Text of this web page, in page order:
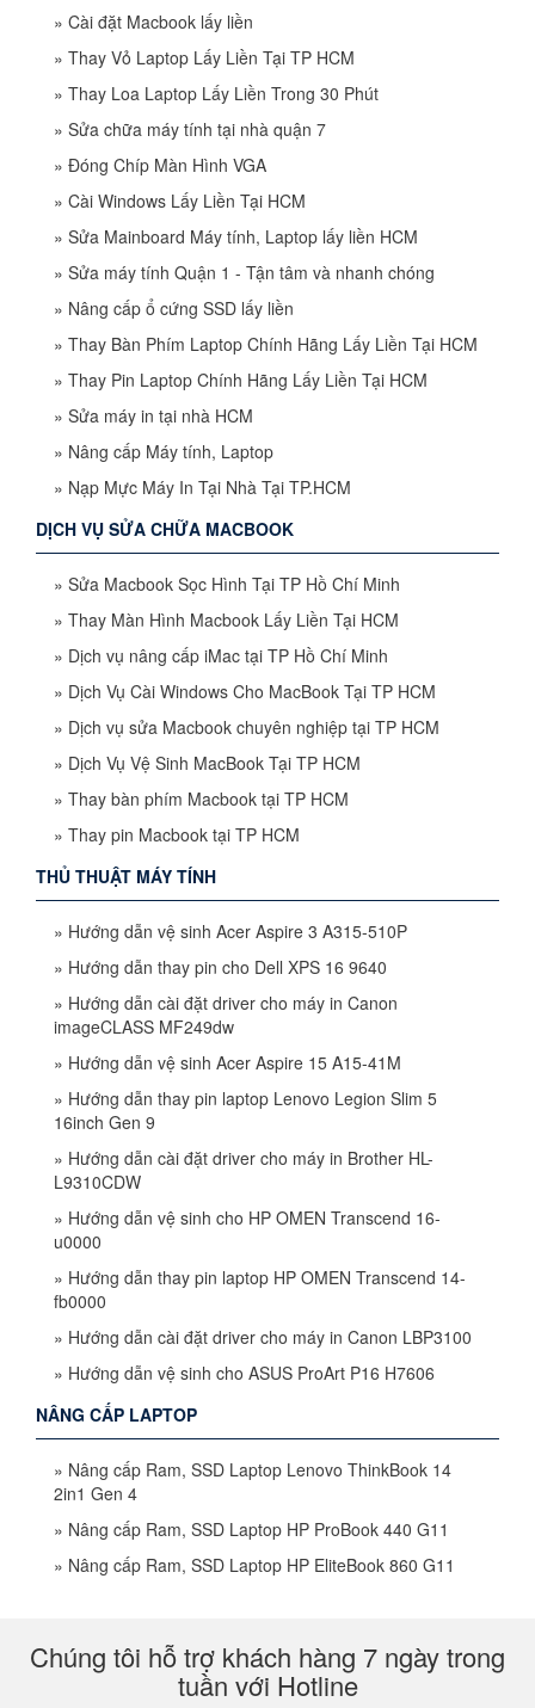
» Cài đặt Macbook lấy liền
» Thay Vỏ Laptop Lấy Liền Tại TP HCM
» Thay Loa Laptop Lấy Liền Trong 30 Phút
» Sửa chữa máy tính tại nhà quận 7
» Đóng Chíp Màn Hình VGA
» Cài Windows Lấy Liền Tại HCM
» Sửa Mainboard Máy tính, Laptop lấy liền HCM
» Sửa máy tính Quận 1 - Tận tâm và nhanh chóng
» Nâng cấp ổ cứng SSD lấy liền
» Thay Bàn Phím Laptop Chính Hãng Lấy Liền Tại HCM
» Thay Pin Laptop Chính Hãng Lấy Liền Tại HCM
» Sửa máy in tại nhà HCM
» Nâng cấp Máy tính, Laptop
» Nạp Mực Máy In Tại Nhà Tại TP.HCM
DỊCH VỤ SỬA CHỮA MACBOOK
» Sửa Macbook Sọc Hình Tại TP Hồ Chí Minh
» Thay Màn Hình Macbook Lấy Liền Tại HCM
» Dịch vụ nâng cấp iMac tại TP Hồ Chí Minh
» Dịch Vụ Cài Windows Cho MacBook Tại TP HCM
» Dịch vụ sửa Macbook chuyên nghiệp tại TP HCM
» Dịch Vụ Vệ Sinh MacBook Tại TP HCM
» Thay bàn phím Macbook tại TP HCM
» Thay pin Macbook tại TP HCM
THỦ THUẬT MÁY TÍNH
» Hướng dẫn vệ sinh Acer Aspire 3 A315-510P
» Hướng dẫn thay pin cho Dell XPS 16 9640
» Hướng dẫn cài đặt driver cho máy in Canon
imageCLASS MF249dw
» Hướng dẫn vệ sinh Acer Aspire 15 A15-41M
» Hướng dẫn thay pin laptop Lenovo Legion Slim 5
16inch Gen 9
» Hướng dẫn cài đặt driver cho máy in Brother HL-
L9310CDW
» Hướng dẫn vệ sinh cho HP OMEN Transcend 16-
u0000
» Hướng dẫn thay pin laptop HP OMEN Transcend 14-
fb0000
» Hướng dẫn cài đặt driver cho máy in Canon LBP3100
» Hướng dẫn vệ sinh cho ASUS ProArt P16 H7606
NÂNG CẤP LAPTOP
» Nâng cấp Ram, SSD Laptop Lenovo ThinkBook 14
2in1 Gen 4
» Nâng cấp Ram, SSD Laptop HP ProBook 440 G11
» Nâng cấp Ram, SSD Laptop HP EliteBook 860 G11
Chúng tôi hỗ trợ khách hàng 7 ngày trong
tuần với Hotline